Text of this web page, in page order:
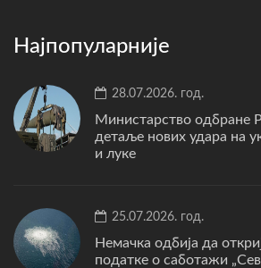
Најпопуларније
28.07.2026. год.
Министарство одбране
детаље нових удара на
и луке
25.07.2026. год.
Немачка одбија да
податке о саботажи